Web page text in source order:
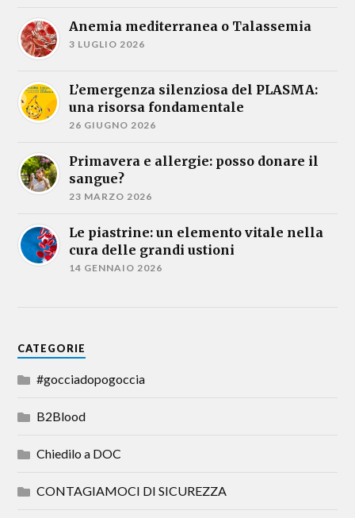
Anemia mediterranea o Talassemia
3 LUGLIO 2026
L’emergenza silenziosa del PLASMA:
una risorsa fondamentale
26 GIUGNO 2026
Primavera e allergie: posso donare il
sangue?
23 MARZO 2026
Le piastrine: un elemento vitale nella
cura delle grandi ustioni
14 GENNAIO 2026
CATEGORIE
#gocciadopogoccia
B2Blood
Chiedilo a DOC
CONTAGIAMOCI DI SICUREZZA